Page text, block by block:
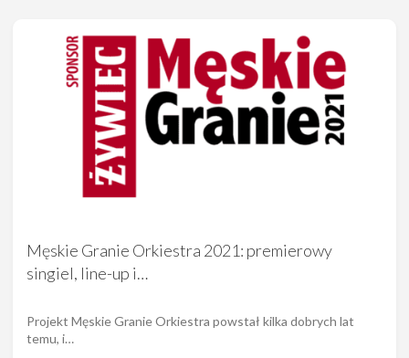
Męskie Granie Orkiestra 2021: premierowy
singiel, line-up i…
Projekt Męskie Granie Orkiestra powstał kilka dobrych lat
temu, i…